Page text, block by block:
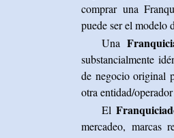
comprar una
puede ser el modelo
Una
substancialmente
de negocio original
otra entidad/
El
mercadeo, marcas